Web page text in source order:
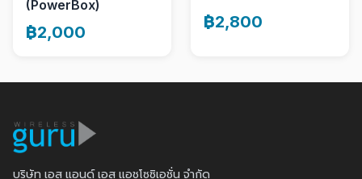
(PowerBox)
฿2,000
฿2,800
บริษัท เอส แอนด์ เอส แอชโซซิเอชั่น จำกัด